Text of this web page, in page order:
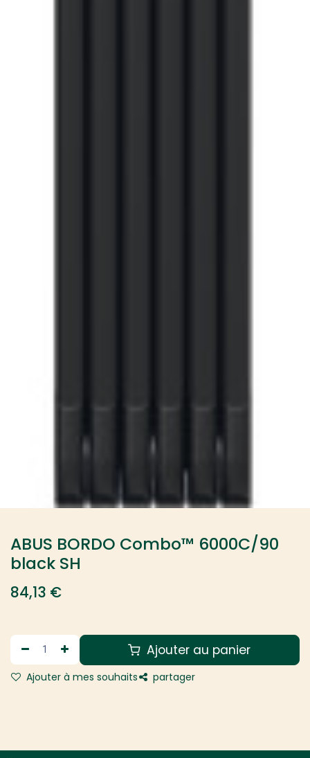
ABUS BORDO Combo™ 6000C/90
black SH
84,13 €
Ajouter au panier
Ajouter à mes souhaits partager